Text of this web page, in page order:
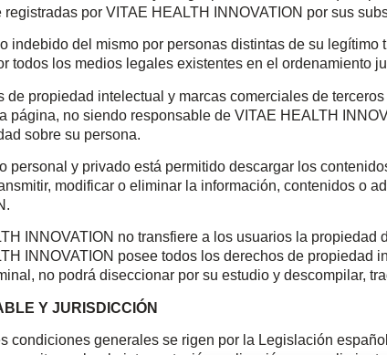
registradas por VITAE HEALTH INNOVATION por sus
indebido del mismo por personas distintas de su
todos los medios legales existentes en el ordenamiento
de propiedad intelectual y marcas comerciales de
página, no siendo responsable de VITAE HEALTH
sobre su persona.
personal y privado está permitido descargar los
modificar o eliminar la información, contenidos o
INNOVATION no transfiere a los usuarios la
INNOVATION posee todos los derechos de
no podrá diseccionar por su estudio y descompilar,
Y JURISDICCIÓN
condiciones generales se rigen por la Legislación